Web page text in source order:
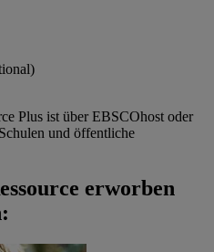
Plus ist über EBSCOhost oder
und öffentliche
erworben